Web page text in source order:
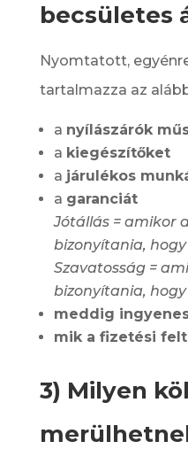
becsületes
Nyomtatott,
tartalmazza az
a nyílászárók
a kiegészítőket
a járulékos
a garanciát
Jótállás = amikor
bizonyítania,
Szavatosság =
bizonyítania, hogy
meddig
mik a fizetési
3) Milyen